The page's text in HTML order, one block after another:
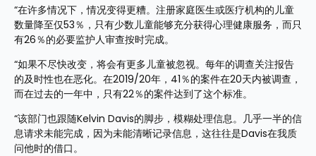
“在许多情况下，情况变得更糟。注册家庭医生或医疗机构的儿童
数量降至仅53％，只有少数儿童能够充分获得心理健康服务，而只
有26％的必要监护人审查按时完成。
“如果不尽快改变，将会有更多儿童被忽视。每年的调查关注报告
的及时性也在恶化。在2019/20年，41％的案件在20天内被调查，
而在过去的一年中，只有22％的案件达到了这个标准。
“该部门也跟随Kelvin Davis的脚步，模糊处理信息。几乎一半的信
息请求未能完成，因为未能清晰记录信息，这往往是Davis在我质
问他时的借口。